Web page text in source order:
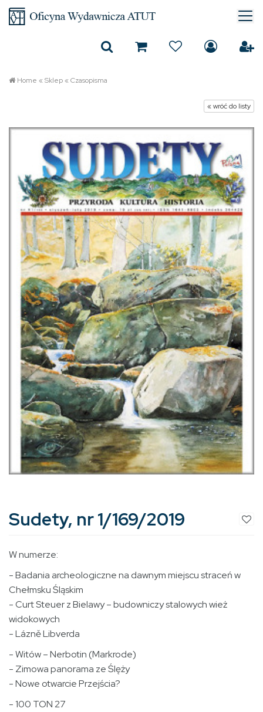
Home «Sklep«Czasopisma
« wróć do listy
Sudety, nr 1/169/2019
W numerze:
- Badania archeologiczne na dawnym miejscu straceń w
Chełmsku Śląskim
- Curt Steuer z Bielawy – budowniczy stalowych wież
widokowych
- Lázně Libverda
- Witów – Nerbotin (Markrode)
- Zimowa panorama ze Ślęży
- Nowe otwarcie Przejścia?
- 100 TON 27